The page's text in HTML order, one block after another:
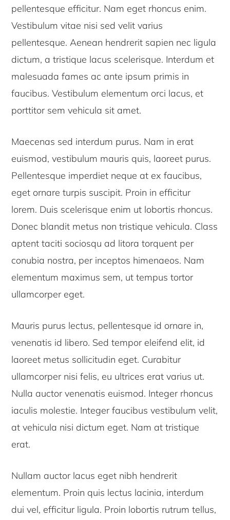
pellentesque efficitur. Nam eget rhoncus enim.
Vestibulum vitae nisi sed velit varius
pellentesque. Aenean hendrerit sapien nec ligula
dictum, a tristique lacus scelerisque. Interdum et
malesuada fames ac ante ipsum primis in
faucibus. Vestibulum elementum orci lacus, et
porttitor sem vehicula sit amet.
Maecenas sed interdum purus. Nam in erat
euismod, vestibulum mauris quis, laoreet purus.
Pellentesque imperdiet neque at ex faucibus,
eget ornare turpis suscipit. Proin in efficitur
lorem. Duis scelerisque enim ut lobortis rhoncus.
Donec blandit metus non tristique vehicula. Class
aptent taciti sociosqu ad litora torquent per
conubia nostra, per inceptos himenaeos. Nam
elementum maximus sem, ut tempus tortor
ullamcorper eget.
Mauris purus lectus, pellentesque id ornare in,
venenatis id libero. Sed tempor eleifend elit, id
laoreet metus sollicitudin eget. Curabitur
ullamcorper nisi felis, eu ultrices erat varius ut.
Nulla auctor venenatis euismod. Integer rhoncus
iaculis molestie. Integer faucibus vestibulum velit,
at vehicula nisi dictum eget. Nam at tristique
erat.
Nullam auctor lacus eget nibh hendrerit
elementum. Proin quis lectus lacinia, interdum
dui vel, efficitur ligula. Proin lobortis rutrum tellus,